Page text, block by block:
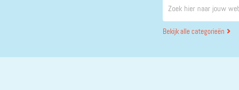
Bekijk alle categorieën